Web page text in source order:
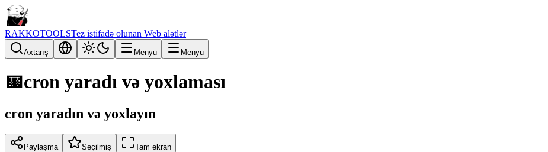
RAKKOTOOLSTez istifadə olunan Web alətlər
Axtarış Menyu Menyu
📅cron yaradı və yoxlaması
cron yaradın və yoxlayın
Paylaşma Seçilmiş
Tam ekran